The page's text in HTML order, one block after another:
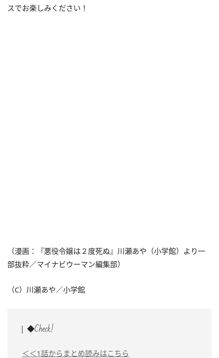
スでお楽しみください！
（漫画：『悪役令嬢は２度死ぬ』川瀬あや（小学館）より一
部抜粋／マイナビウーマン編集部）
（C）川瀬あや／小学館
◆Check!
＜＜1話からまとめ読みはこちら